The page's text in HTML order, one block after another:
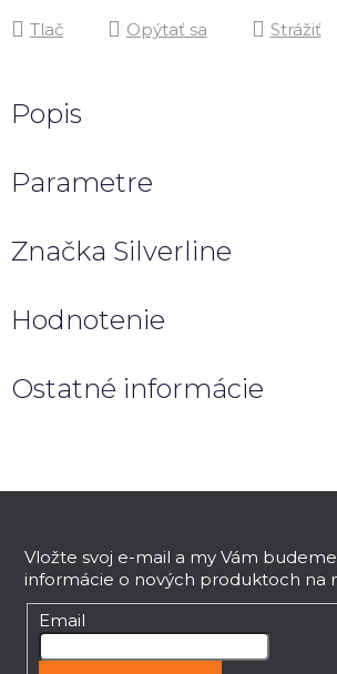
Tlač Opýtať sa Strážiť
Popis
Parametre
Značka Silverline
Hodnotenie
Ostatné informácie
Vložte svoj e-mail a my Vám
informácie o nových produktoch na
Email